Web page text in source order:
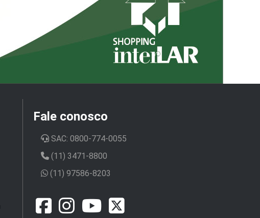
Fale conosco
SAC: 0800-774-0055
(11) 3471-8800
(11) 97586-8203